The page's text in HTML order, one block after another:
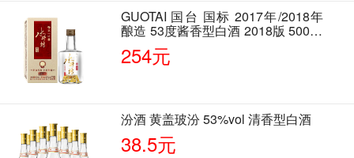
GUOTAI 国台 国标 2017年/2018年
酿造 53度酱香型白酒 2018版 500ml
单瓶装
254元
汾酒 黄盖玻汾 53%vol 清香型白酒
38.5元